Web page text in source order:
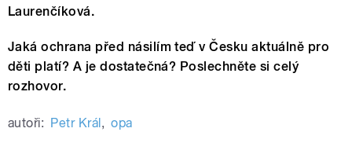
Laurenčíková.
Jaká ochrana před násilím teď v Česku aktuálně pro
děti platí? A je dostatečná? Poslechněte si celý
rozhovor.
autoři: Petr Král, opa